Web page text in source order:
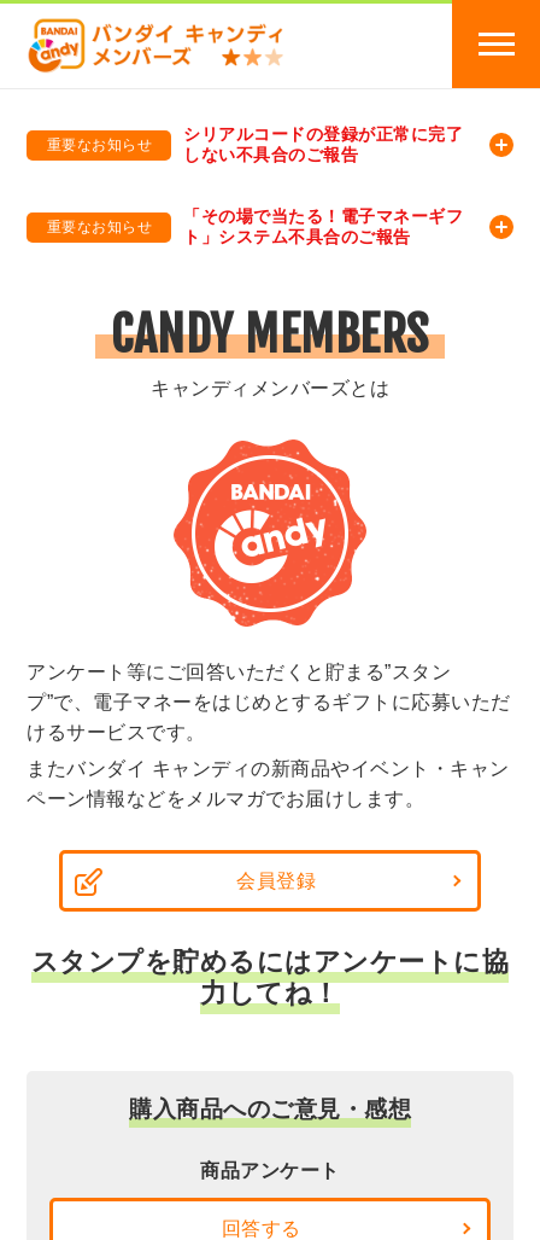
重要なお知らせ
シリアルコードの登録が正常に完了
しない不具合のご報告
重要なお知らせ
「その場で当たる！電子マネーギフ
ト」システム不具合のご報告
CANDY MEMBERS
キャンディメンバーズとは
アンケート等にご回答いただくと貯まる”スタン
プ”で、電子マネーをはじめとするギフトに応募いただ
けるサービスです。
またバンダイ キャンディの新商品やイベント・キャン
ペーン情報などをメルマガでお届けします。
会員登録
スタンプを貯めるにはアンケートに協
力してね！
購入商品へのご意見・感想
商品アンケート
回答する